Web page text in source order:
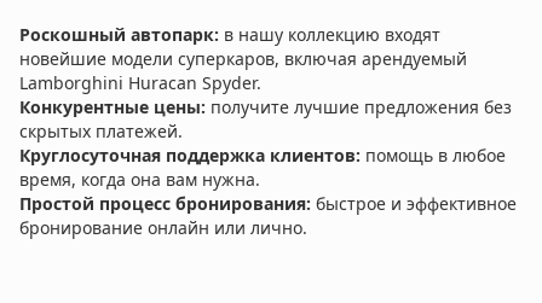
Роскошный автопарк: в нашу коллекцию входят
новейшие модели суперкаров, включая арендуемый
Lamborghini Huracan Spyder.
Конкурентные цены: получите лучшие предложения без
скрытых платежей.
Круглосуточная поддержка клиентов: помощь в любое
время, когда она вам нужна.
Простой процесс бронирования: быстрое и эффективное
бронирование онлайн или лично.